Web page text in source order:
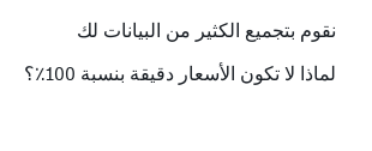
نقوم بتجميع الكثير من البيانات لك
لماذا لا تكون الأسعار دقيقة بنسبة 100٪؟